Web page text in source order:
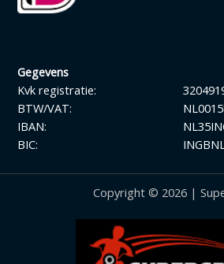
Gegevens
Kvk registratie:
BTW/VAT:
IBAN:
BIC:
Copyright © 2026 |